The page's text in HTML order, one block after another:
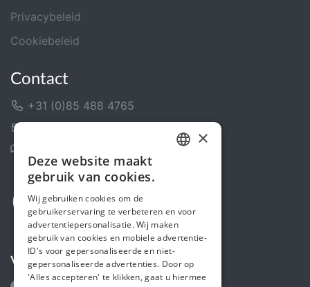
Privacybeleid
Cookiebeleid
Contact
+31 (0)85 488 4765
Volg ons
ENGLISH
×
Deze website maakt
gebruik van cookies.
Wij gebruiken cookies om de
gebruikerservaring te verbeteren en voor
advertentiepersonalisatie. Wij maken
gebruik van cookies en mobiele advertentie-
ID's voor gepersonaliseerde en niet-
gepersonaliseerde advertenties. Door op
'Alles accepteren' te klikken, gaat u hiermee